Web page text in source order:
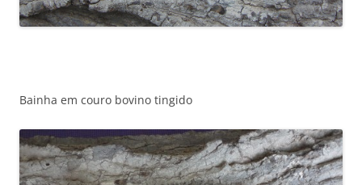
Bainha em couro bovino tingido